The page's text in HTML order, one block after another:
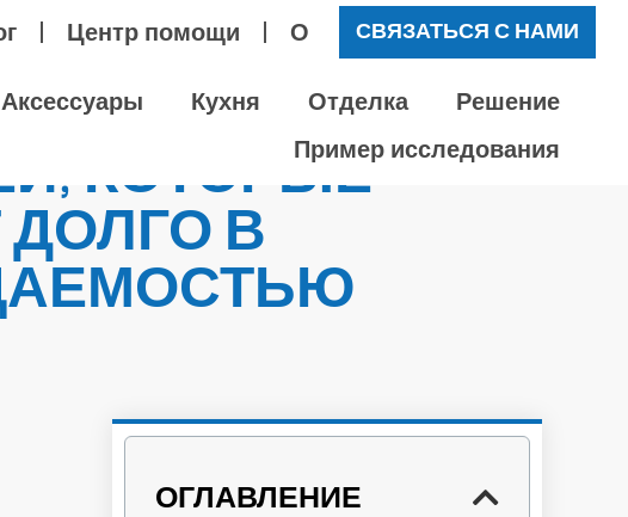
Центр помощи О СВЯЗАТЬСЯ С НАМИ
Аксессуары Кухня Отделка
Решение
Пример исследования
КОТОРЫЕ
В
ОГЛАВЛЕНИЕ